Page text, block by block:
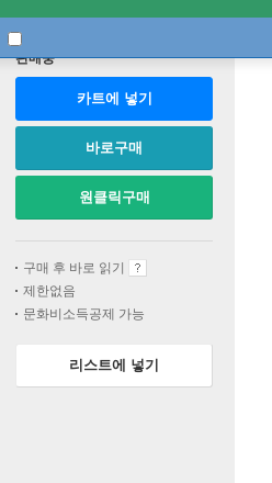
판매중
카트에 넣기
바로구매
원클릭구매
구매 후 바로 읽기
제한없음
문화비소득공제 가능
리스트에 넣기